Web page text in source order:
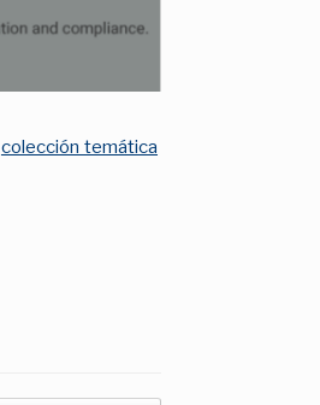
colección temática